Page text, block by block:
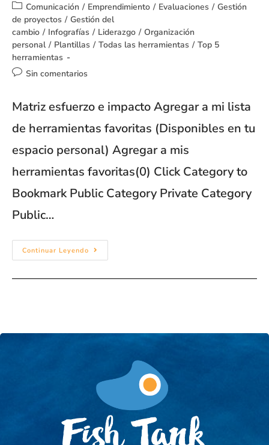
Comunicación / Emprendimiento / Evaluaciones / Gestión
de proyectos / Gestión del
cambio / Infografías / Liderazgo / Organización
personal / Plantillas / Todas las herramientas / Top 5
herramientas
Sin comentarios
Matriz esfuerzo e impacto Agregar a mi lista
de herramientas favoritas (Disponibles en tu
espacio personal) Agregar a mis
herramientas favoritas(0) Click Category to
Bookmark Public Category Private Category
Public…
Continuar Leyendo